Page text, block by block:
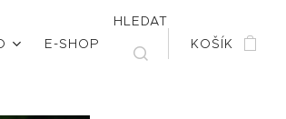
E-SHOP
HLEDAT
KOŠÍK